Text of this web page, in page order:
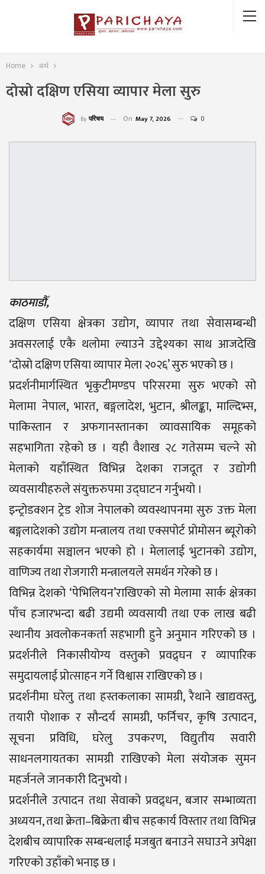
Home अर्थ
दोस्रो दक्षिण एसिया व्यापार मेला सुरु
By परिचय On May 7, 2026 0
काठमाडौँ,
दक्षिण एसिया क्षेत्रका उद्योग, व्यापार तथा सेवासम्बन्धी
अवसरलाई एकै थलोमा ल्याउने उद्देश्यका साथ आजदेखि
‘दोस्रो दक्षिण एसिया व्यापार मेला २०२६’ सुरु भएको छ ।
प्रदर्शनीमार्गस्थित भृकुटीमण्डप परिसरमा सुरु भएको सो
मेलामा नेपाल, भारत, बङ्गलादेश, भुटान, श्रीलङ्का, माल्दिभ्स,
पाकिस्तान र अफगानस्तानका व्यावसायिक समूहको
सहभागिता रहेको छ । यही वैशाख २८ गतेसम्म चल्ने सो
मेलाको यहाँस्थित विभिन्न देशका राजदूत र उद्योगी
व्यवसायीहरुले संयुक्तरुपमा उद्घाटन गर्नुभयो ।
इन्ट्रोडक्शन ट्रेड शोज नेपालको व्यवस्थापनमा सुरु उक्त मेला
बङ्गलादेशको उद्योग मन्त्रालय तथा एक्सपोर्ट प्रोमोसन ब्यूरोको
सहकार्यमा सञ्चालन भएको हो । मेलालाई भुटानको उद्योग,
वाणिज्य तथा रोजगारी मन्त्रालयले समर्थन गरेको छ ।
विभिन्न देशको ‘पेभिलियन’राखिएको सो मेलामा सार्क क्षेत्रका
पाँच हजारभन्दा बढी उद्यमी व्यवसायी तथा एक लाख बढी
स्थानीय अवलोकनकर्ता सहभागी हुने अनुमान गरिएको छ ।
प्रदर्शनीले निकासीयोग्य वस्तुको प्रवद्र्घन र व्यापारिक
समुदायलाई प्रोत्साहन गर्ने विश्वास राखिएको छ ।
प्रदर्शनीमा घरेलु तथा हस्तकलाका सामग्री, रैथाने खाद्यवस्तु,
तयारी पोशाक र सौन्दर्य सामग्री, फर्निचर, कृषि उत्पादन,
सूचना प्रविधि, घरेलु उपकरण, विद्युतीय सवारी
साधनलगायतका सामग्री राखिएको मेला संयोजक सुमन
महर्जनले जानकारी दिनुभयो ।
प्रदर्शनीले उत्पादन तथा सेवाको प्रवद्र्धन, बजार सम्भाव्यता
अध्ययन, तथा क्रेता–बिक्रेता बीच सहकार्य विस्तार तथा विभिन्न
देशबीच व्यापारिक सम्बन्धलाई मजबुत बनाउने सघाउने अपेक्षा
गरिएको उहाँको भनाइ छ ।